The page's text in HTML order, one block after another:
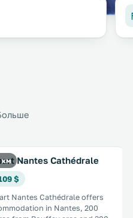
км Nantes Cathédrale
$
Nantes Cathédrale offers
in Nantes, 200